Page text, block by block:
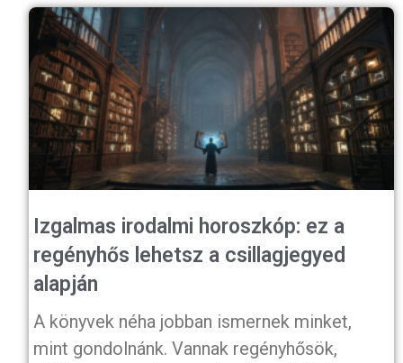
Izgalmas irodalmi horoszkóp: ez a
regényhős lehetsz a csillagjegyed
alapján
A könyvek néha jobban ismernek minket,
mint gondolnánk. Vannak regényhősök,